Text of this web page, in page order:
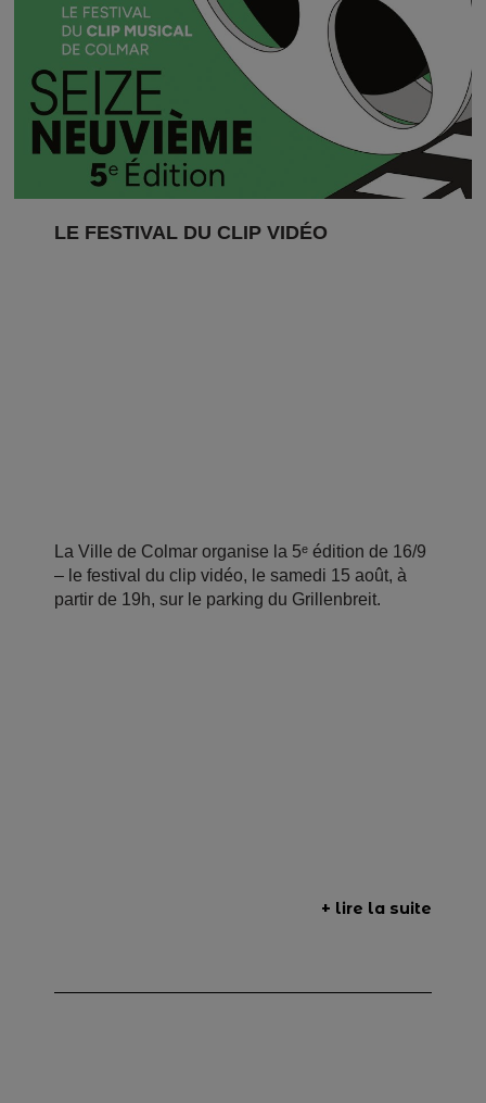
LE FESTIVAL DU CLIP VIDÉO
La Ville de Colmar organise la 5ᵉ édition de 16/9
– le festival du clip vidéo, le samedi 15 août, à
partir de 19h, sur le parking du Grillenbreit.
+ lire la suite